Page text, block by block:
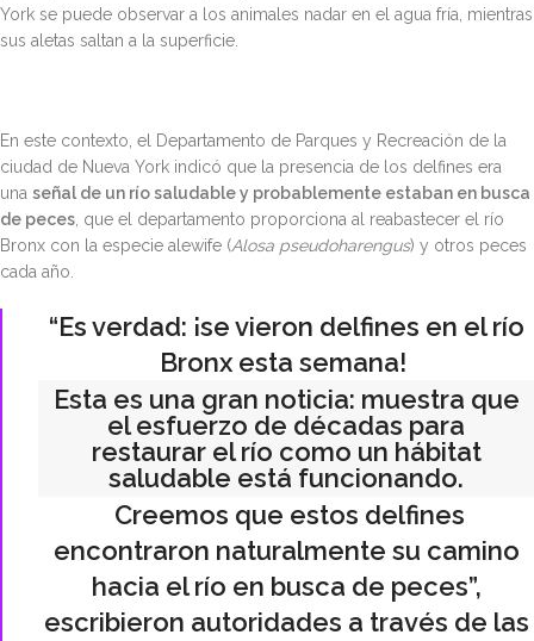
York se puede observar a los animales nadar en el agua fría, mientras
sus aletas saltan a la superficie.
En este contexto, el Departamento de Parques y Recreación de la
ciudad de Nueva York indicó que la presencia de los delfines era
una señal de un río saludable y probablemente estaban en busca
de peces, que el departamento proporciona al reabastecer el río
Bronx con la especie alewife (Alosa pseudoharengus) y otros peces
cada año.
“Es verdad: ¡se vieron delfines en el río
Bronx esta semana!
Esta es una gran noticia: muestra que
el esfuerzo de décadas para
restaurar el río como un hábitat
saludable está funcionando.
Creemos que estos delfines
encontraron naturalmente su camino
hacia el río en busca de peces”,
escribieron autoridades a través de las